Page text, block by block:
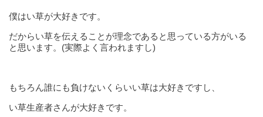
僕はい草が大好きです。
だからい草を伝えることが理念であると思っている方がいる
と思います。(実際よく言われますし)
もちろん誰にも負けないくらいい草は大好きですし、
い草生産者さんが大好きです。